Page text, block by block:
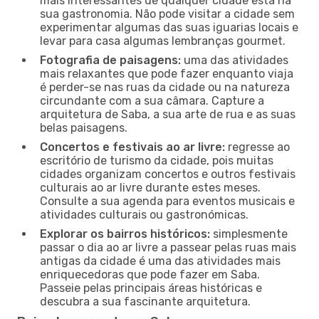
sua gastronomia. Não pode visitar a cidade sem
experimentar algumas das suas iguarias locais e
levar para casa algumas lembranças gourmet.
Fotografia de paisagens: uma das atividades
mais relaxantes que pode fazer enquanto viaja
é perder-se nas ruas da cidade ou na natureza
circundante com a sua câmara. Capture a
arquitetura de Saba, a sua arte de rua e as suas
belas paisagens.
Concertos e festivais ao ar livre: regresse ao
escritório de turismo da cidade, pois muitas
cidades organizam concertos e outros festivais
culturais ao ar livre durante estes meses.
Consulte a sua agenda para eventos musicais e
atividades culturais ou gastronómicas.
Explorar os bairros históricos: simplesmente
passar o dia ao ar livre a passear pelas ruas mais
antigas da cidade é uma das atividades mais
enriquecedoras que pode fazer em Saba.
Passeie pelas principais áreas históricas e
descubra a sua fascinante arquitetura.